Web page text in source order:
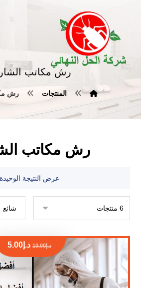
رش مكاتب
المنتجات رش
رش مكاتب
عرض النتيجة الوحيدة
د.إ10.00 د.إ 5.00